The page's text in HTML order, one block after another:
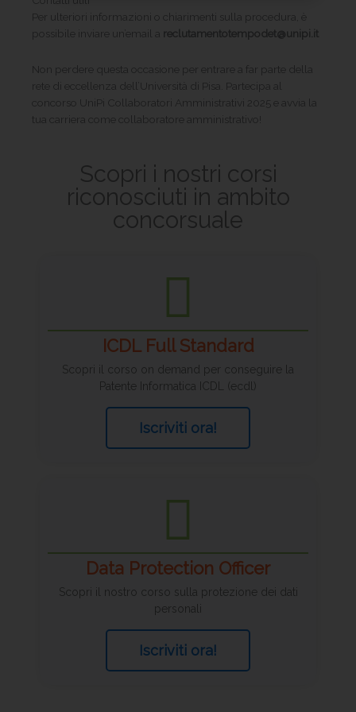
Per ulteriori informazioni o chiarimenti sulla procedura, è
possibile inviare un’email a reclutamentotempodet@unipi.it
Non perdere questa occasione per entrare a far parte della
rete di eccellenza dell’Università di Pisa. Partecipa al
concorso UniPi Collaboratori Amministrativi 2025 e avvia la
tua carriera come collaboratore amministrativo!
Scopri i nostri corsi
riconosciuti in ambito
concorsuale
ICDL Full Standard
Scopri il corso on demand per conseguire la
Patente Informatica ICDL (ecdl)
Iscriviti ora!
Data Protection Officer
Scopri il nostro corso sulla protezione dei dati
personali
Iscriviti ora!